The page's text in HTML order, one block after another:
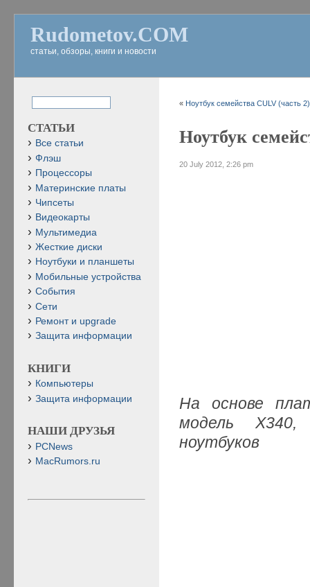
Rudometov.COM
статьи, обзоры, книги и новости
« Ноутбук семейства CULV (часть 2)
Ноутбук
20 July 2012, 2:26 pm
На основе
модель X340,
ноутбуков
СТАТЬИ
Все статьи
Флэш
Процессоры
Материнские платы
Чипсеты
Видеокарты
Мультимедиа
Жесткие диски
Ноутбуки и планшеты
Мобильные устройства
События
Сети
Ремонт и upgrade
Защита информации
КНИГИ
Компьютеры
Защита информации
НАШИ ДРУЗЬЯ
PCNews
MacRumors.ru